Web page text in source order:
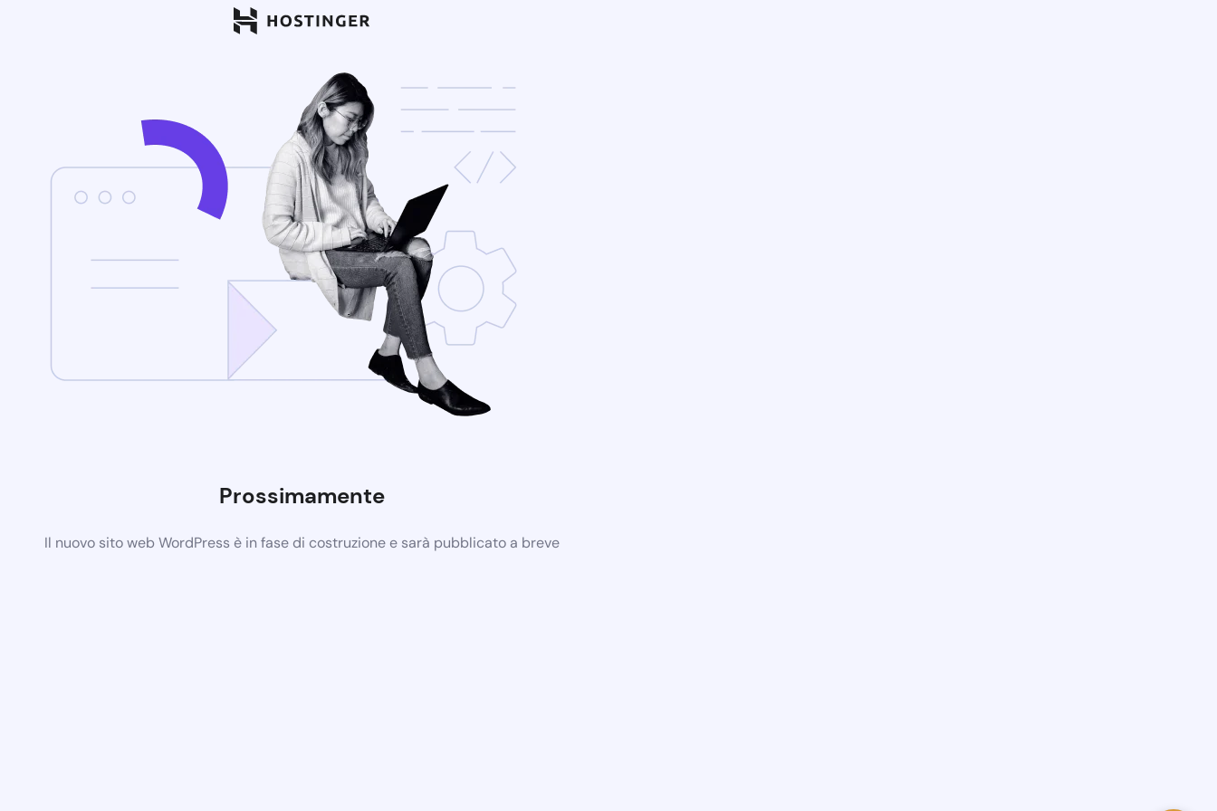
Prossimamente
Il nuovo sito web WordPress è in fase di costruzione e sarà pubblicato a breve